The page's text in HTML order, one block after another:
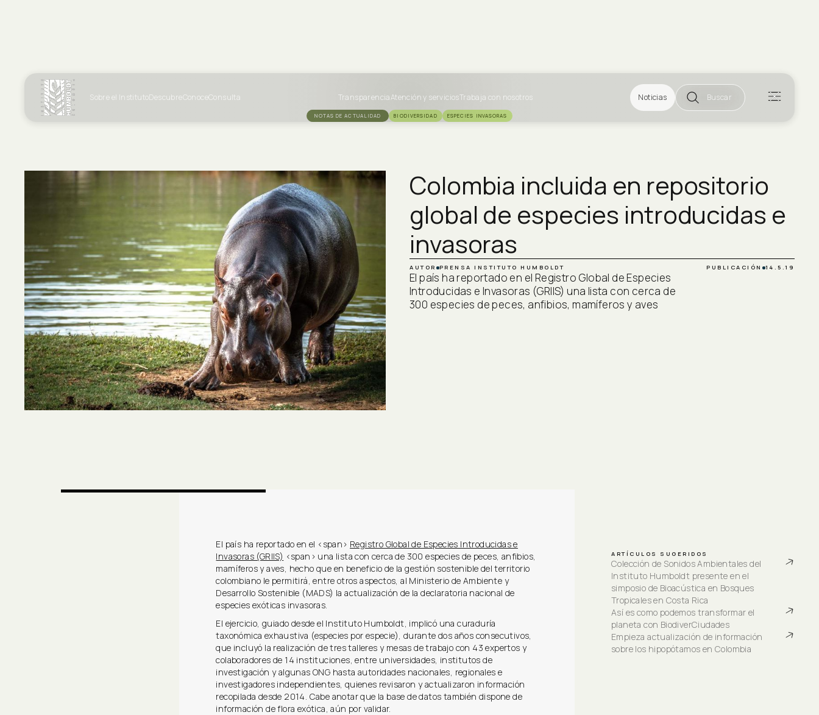
Sobre el InstitutoDescubreConoceConsulta TransparenciaAtención y serviciosTrabaja con nosotros Noticias Buscar
NOTAS DE ACTUALIDAD BIODIVERSIDAD ESPECIES INVASORAS
Colombia incluida en repositorio
global de especies introducidas e
invasoras
AUTOR PRENSA INSTITUTO HUMBOLDT PUBLICACIÓN 14.5.19
El país ha reportado en el Registro Global de Especies
Introducidas e Invasoras (GRIIS) una lista con cerca de
300 especies de peces, anfibios, mamíferos y aves
El país ha reportado en el <span> Registro Global de Especies Introducidas e
Invasoras (GRIIS) <span> una lista con cerca de 300 especies de peces, anfibios,
mamíferos y aves, hecho que en beneficio de la gestión sostenible del territorio
colombiano le permitirá, entre otros aspectos, al Ministerio de Ambiente y
Desarrollo Sostenible (MADS) la actualización de la declaratoria nacional de
especies exóticas invasoras.
El ejercicio, guiado desde el Instituto Humboldt, implicó una curaduría
taxonómica exhaustiva (especies por especie), durante dos años consecutivos,
que incluyó la realización de tres talleres y mesas de trabajo con 43 expertos y
colaboradores de 14 instituciones, entre universidades, institutos de
investigación y algunas ONG hasta autoridades nacionales, regionales e
investigadores independientes, quienes revisaron y actualizaron información
recopilada desde 2014. Cabe anotar que la base de datos también dispone de
información de flora exótica, aún por validar.
ARTÍCULOS SUGERIDOS
Colección de Sonidos Ambientales del
Instituto Humboldt presente en el
simposio de Bioacústica en Bosques
Tropicales en Costa Rica
Así es como podemos transformar el
planeta con BiodiverCiudades
Empieza actualización de información
sobre los hipopótamos en Colombia